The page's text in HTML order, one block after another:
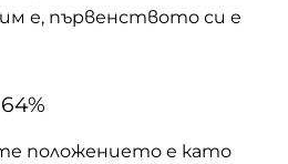
е, първенството си е
положението е като